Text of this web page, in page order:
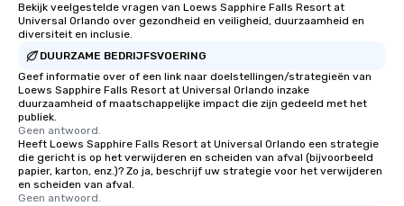
Bekijk veelgestelde vragen van Loews Sapphire Falls Resort at
Universal Orlando over gezondheid en veiligheid, duurzaamheid en
diversiteit en inclusie.
DUURZAME BEDRIJFSVOERING
Geef informatie over of een link naar doelstellingen/strategieën van
Loews Sapphire Falls Resort at Universal Orlando inzake
duurzaamheid of maatschappelijke impact die zijn gedeeld met het
publiek.
Geen antwoord.
Heeft Loews Sapphire Falls Resort at Universal Orlando een strategie
die gericht is op het verwijderen en scheiden van afval (bijvoorbeeld
papier, karton, enz.)? Zo ja, beschrijf uw strategie voor het verwijderen
en scheiden van afval.
Geen antwoord.